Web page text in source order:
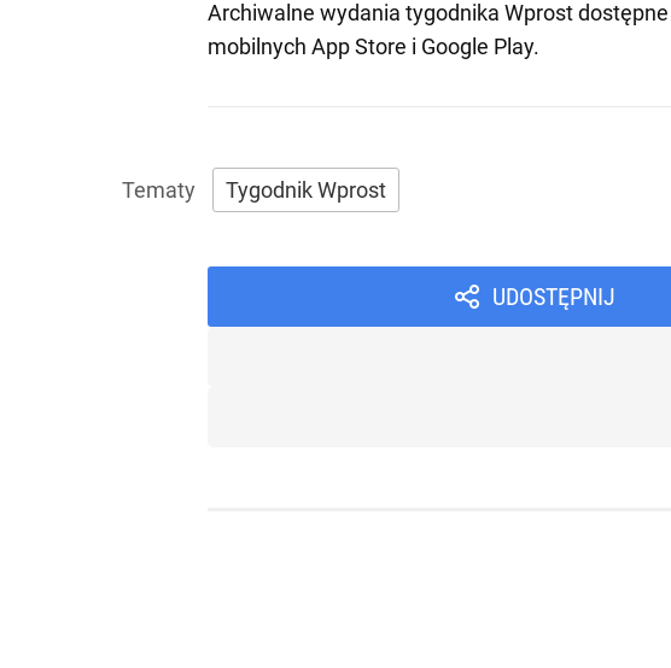
Archiwalne wydania tygodnika Wprost
mobilnych App Store i Google Play.
Tygodnik Wprost
UDOSTĘPNIJ